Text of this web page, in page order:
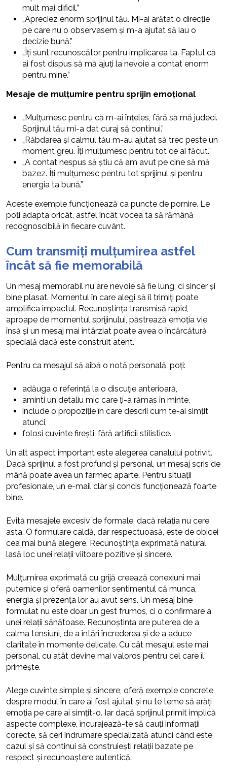
mult mai dificil.”
„Apreciez enorm sprijinul tău. Mi-ai arătat o direcție
pe care nu o observasem și m-a ajutat să iau o
decizie bună.”
„Îți sunt recunoscător pentru implicarea ta. Faptul că
ai fost dispus să mă ajuți la nevoie a contat enorm
pentru mine.”
Mesaje de mulțumire pentru sprijin emoțional
„Mulțumesc pentru că m-ai înțeles, fără să mă judeci.
Sprijinul tău mi-a dat curaj să continui.”
„Răbdarea și calmul tău m-au ajutat să trec peste un
moment greu. Îți mulțumesc pentru tot ce ai făcut.”
„A contat nespus să știu că am avut pe cine să mă
bazez. Îți mulțumesc pentru tot sprijinul și pentru
energia ta bună.”
Aceste exemple funcționează ca puncte de pornire. Le
poți adapta oricât, astfel încât vocea ta să rămână
recognoscibilă în fiecare cuvânt.
Cum transmiți mulțumirea astfel
încât să fie memorabilă
Un mesaj memorabil nu are nevoie să fie lung, ci sincer și
bine plasat. Momentul în care alegi să îl trimiți poate
amplifica impactul. Recunoștința transmisă rapid,
aproape de momentul sprijinului, păstrează emoția vie,
însă și un mesaj mai întârziat poate avea o încărcătură
specială dacă este construit atent.
Pentru ca mesajul să aibă o notă personală, poți:
adăuga o referință la o discuție anterioară,
aminti un detaliu mic care ți-a rămas în minte,
include o propoziție în care descrii cum te-ai simțit
atunci,
folosi cuvinte firești, fără artificii stilistice.
Un alt aspect important este alegerea canalului potrivit.
Dacă sprijinul a fost profund și personal, un mesaj scris de
mână poate avea un farmec aparte. Pentru situații
profesionale, un e-mail clar și concis funcționează foarte
bine.
Evită mesajele excesiv de formale, dacă relația nu cere
asta. O formulare caldă, dar respectuoasă, este de obicei
cea mai bună alegere. Recunoștința exprimată natural
lasă loc unei relații viitoare pozitive și sincere.
Mulțumirea exprimată cu grijă creează conexiuni mai
puternice și oferă oamenilor sentimentul că munca,
energia și prezența lor au avut sens. Un mesaj bine
formulat nu este doar un gest frumos, ci o confirmare a
unei relații sănătoase. Recunoștința are puterea de a
calma tensiuni, de a întări încrederea și de a aduce
claritate în momente delicate. Cu cât mesajul este mai
personal, cu atât devine mai valoros pentru cel care îl
primește.
Alege cuvinte simple și sincere, oferă exemple concrete
despre modul în care ai fost ajutat și nu te teme să arăți
emoția pe care ai simțit-o. Iar dacă sprijinul primit implică
aspecte complexe, încurajează-te să cauți informații
corecte, să ceri îndrumare specializată atunci când este
cazul și să continui să construiești relații bazate pe
respect și recunoaștere autentică.